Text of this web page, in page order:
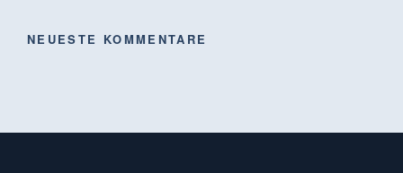
NEUESTE KOMMENTARE